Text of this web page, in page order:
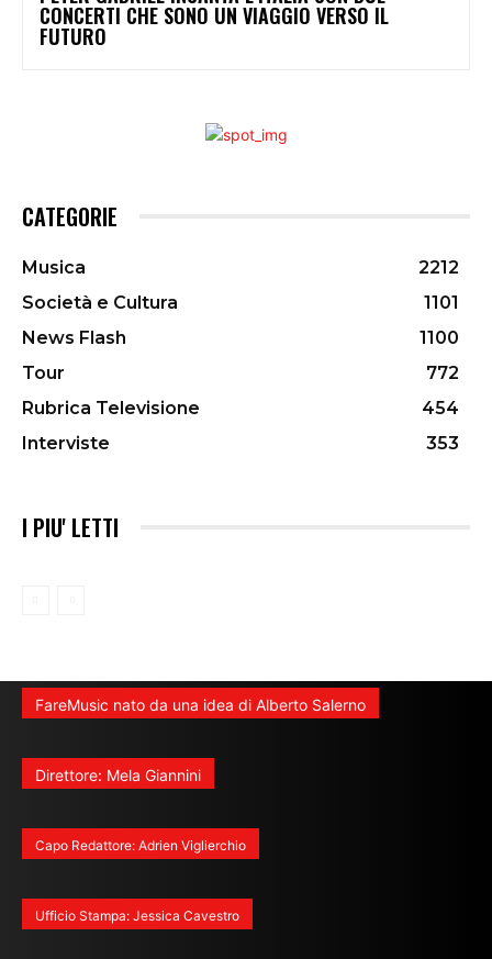
CONCERTI CHE SONO UN VIAGGIO VERSO IL
FUTURO
CATEGORIE
Musica
2212
Società e Cultura
1101
News Flash
1100
Tour
772
Rubrica Televisione
454
Interviste
353
I PIU' LETTI
FareMusic nato da una idea di Alberto Salerno
Direttore: Mela Giannini
Capo Redattore: Adrien Viglierchio
Ufficio Stampa: Jessica Cavestro